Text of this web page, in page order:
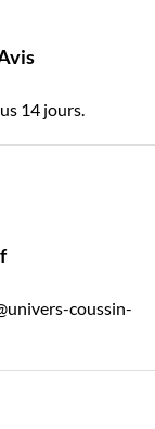
14 jours.
coussin-